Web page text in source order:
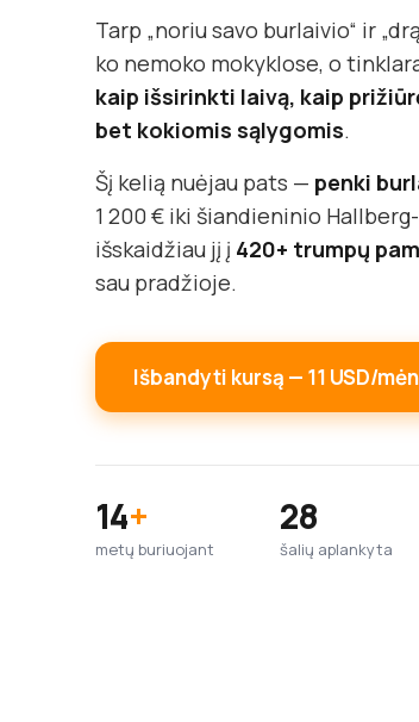
Tarp „noriu savo burlaivio“ ir
ko nemoko mokyklose, o
kaip išsirinkti laivą, kaip
bet kokiomis sąlygomis.
Šį kelią nuėjau pats — penki
1 200 € iki šiandieninio
išskaidžiau jį į 420+ trumpų
sau pradžioje.
Išbandyti kursą — 11 USD/
14+
metų buriuojant
28
šalių aplankyta